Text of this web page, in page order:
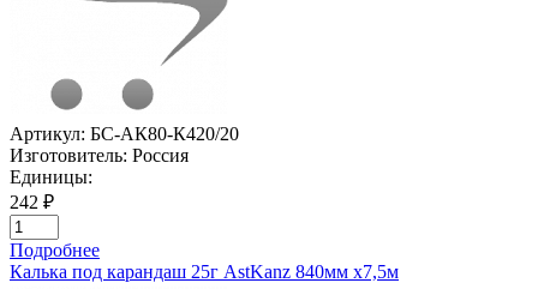
Артикул: БС-АК80-К420/20
Изготовитель: Россия
Единицы:
242 ₽
Подробнее
Калька под карандаш 25г AstKanz 840мм х7,5м